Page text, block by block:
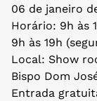
06 de janeiro
Horário: 9h às
9h às 19h
Local: Show
Bispo Dom
Entrada